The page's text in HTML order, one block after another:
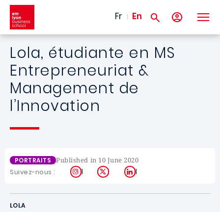
Skip to main content
Fr En
Lola, étudiante en MS
Entrepreneuriat &
Management de
l’Innovation
PORTRAITS Published in 10 June 2020
Suivez-nous : Instagram
X LinkedIn
LOLA